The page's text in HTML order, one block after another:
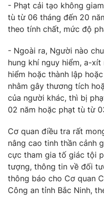
THỜI BÁO VTV
Theo dõi báo trên
Cơ quan chủ quản:Đài
Cơ quan báo chí:Thời báo
Giấy phép hoạt động báo in
cấp ngày 29/12/2023
Tổng Biên tập:
Vũ Thanh
Phó Tổng Biên tập:Nguyễn
Nguyễn Trọng Ninh
Tổng đài VTV:024.38 355
- Phạt cải tạo không
tù từ 06 tháng đến 20
theo tính chất, mức độ
- Ngoài ra, Người nào
hung khí nguy hiểm, a-
hiểm hoặc thành lập
nhằm gây thương tích
của người khác, thì bị
02 năm hoặc phạt tù từ
Cơ quan điều tra rất
nâng cao tinh thần cảnh
cực tham gia tố giác tội
tượng, thông tin về đối
thông báo cho Cơ quan
Công an tỉnh Bắc Ninh,